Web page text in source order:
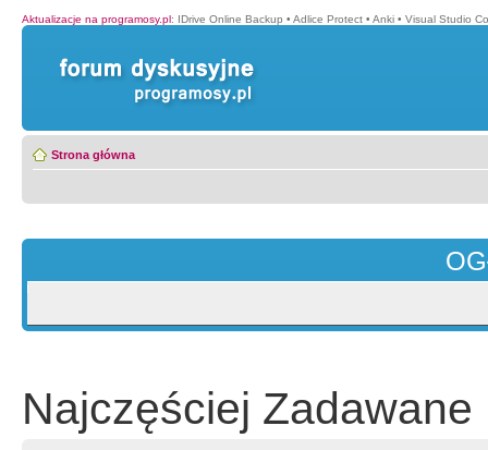
Aktualizacje na programosy.pl: IDrive Online Backup • Adlice Protect • Anki • Visual Studio
Strona główna
Najczęściej Zadawane